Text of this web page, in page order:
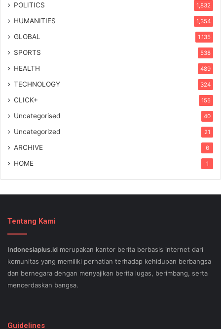
POLITICS 1,832
HUMANITIES 1,354
GLOBAL 1,135
SPORTS 538
HEALTH 489
TECHNOLOGY 324
CLICK+ 155
Uncategorised 40
Uncategorized 21
ARCHIVE 6
HOME 1
Tentang Kami
Indonesiaplus.id merupakan kantor berita berbasis internet dari
komunitas yang memiliki perhatian terhadap kehidupan berbangsa
dan bernegara dengan menyajikan berita lugas, berimbang, serta
mencerdaskan bangsa.
your small business stand out exam gst from the opposition and
Guidelines